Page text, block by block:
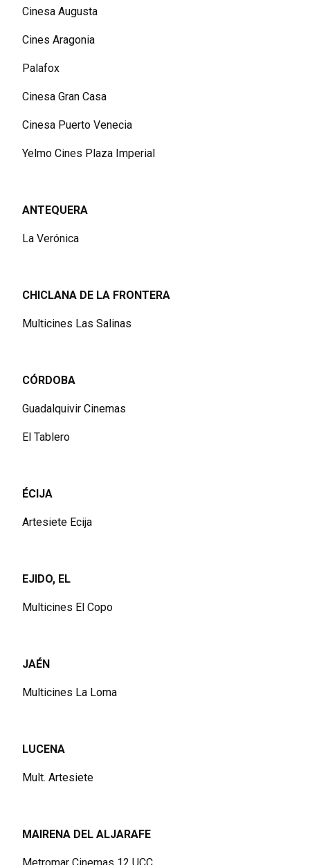
Cinesa Augusta
Cines Aragonia
Palafox
Cinesa Gran Casa
Cinesa Puerto Venecia
Yelmo Cines Plaza Imperial
ANTEQUERA
La Verónica
CHICLANA DE LA FRONTERA
Multicines Las Salinas
CÓRDOBA
Guadalquivir Cinemas
El Tablero
ÉCIJA
Artesiete Ecija
EJIDO, EL
Multicines El Copo
JAÉN
Multicines La Loma
LUCENA
Mult. Artesiete
MAIRENA DEL ALJARAFE